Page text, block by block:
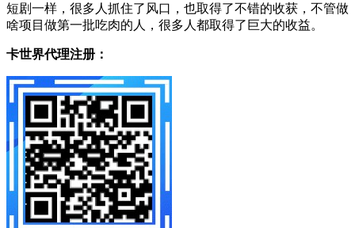
短剧一样，很多人抓住了风口，也取得了不错的收获，不管做
啥项目做第一批吃肉的人，很多人都取得了巨大的收益。
卡世界代理注册：